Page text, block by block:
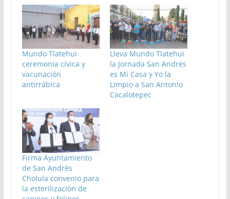
Mundo Tlatehui
ceremonia cívica y
vacunación
antirrábica
Lleva Mundo Tlatehui
la Jornada San Andrés
es Mi Casa y Yo la
Limpio a San Antonio
Cacalotepec
Firma Ayuntamiento
de San Andrés
Cholula convenio para
la esterilización de